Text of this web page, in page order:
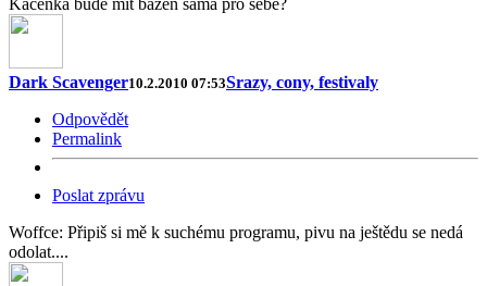
Dark Scavenger10.2.2010 07:53Srazy, cony, festivaly
Odpovědět
Permalink
Poslat zprávu
Woffce: Připiš si mě k suchému programu, pivu na ještědu se nedá
odolat....